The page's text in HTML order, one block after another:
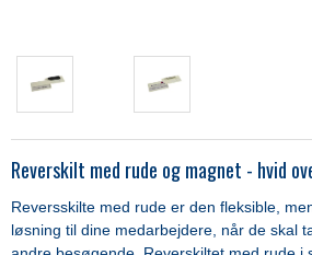
Reverskilt med rude og magnet - hvid
Reversskilte med rude er den fleksible,
løsning til dine medarbejdere, når de skal